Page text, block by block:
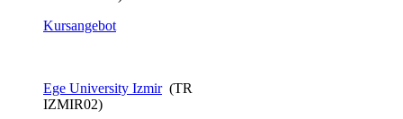
Kursangebot​
Ege University Izmir(TR
IZMIR02)